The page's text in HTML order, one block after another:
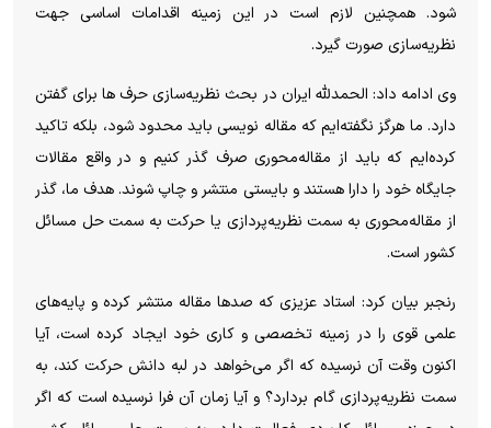
شود. همچنین لازم است در این زمینه اقدامات اساسی جهت
نظریه‌سازی صورت گیرد.
وی ادامه داد: الحمدلله ایران در بحث نظریه‌سازی حرف ها برای گفتن
دارد. ما هرگز نگفته‌ایم که مقاله نویسی باید محدود شود، بلکه تاکید
کرده‌ایم که باید از مقاله‌محوری صرف گذر کنیم و در واقع مقالات
جایگاه خود را دارا هستند و بایستی منتشر و چاپ شوند. هدف ما، گذر
از مقاله‌محوری به سمت نظریه‌پردازی یا حرکت به سمت حل مسائل
کشور است.
رنجبر بیان کرد: استاد عزیزی که صدها مقاله منتشر کرده و پایه‌های
علمی قوی را در زمینه تخصصی و کاری خود ایجاد کرده است، آیا
اکنون وقت آن نرسیده که اگر می‌خواهد در لبه دانش حرکت کند، به
سمت نظریه‌پردازی گام بردارد؟ و آیا زمان آن فرا نرسیده است که اگر